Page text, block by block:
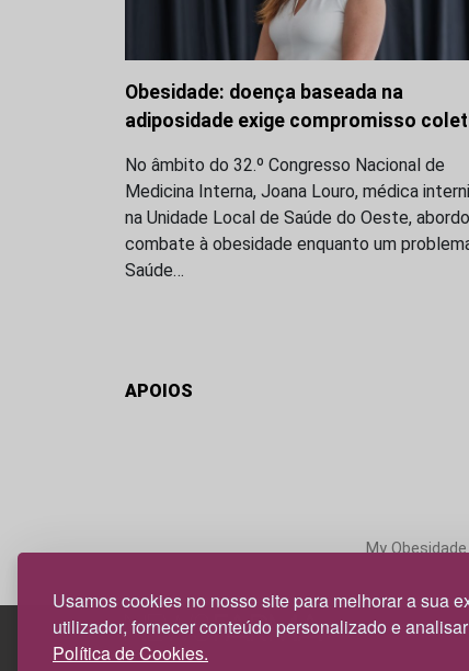
Usamos cookies no nosso site para melhorar a sua
utilizador, fornecer conteúdo personalizado e
Política de Cookies.
Obesidade: doença baseada na
adiposidade exige compromisso
No âmbito do 32.º Congresso Nacional de
Medicina Interna, Joana Louro, médica
na Unidade Local de Saúde do Oeste,
combate à obesidade enquanto um
Saúde…
APOIOS
My